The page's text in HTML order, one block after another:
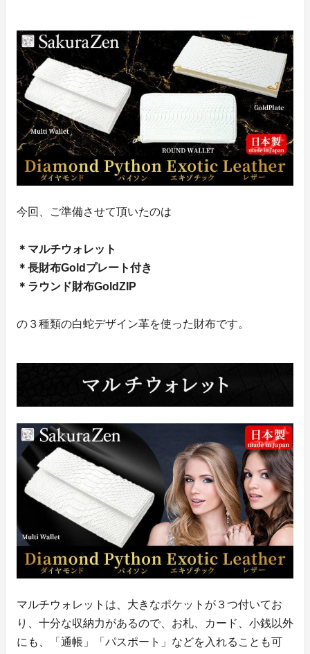
今回、ご準備させて頂いたのは
＊マルチウォレット
＊長財布Goldプレート付き
＊ラウンド財布GoldZIP
の３種類の白蛇デザイン革を使った財布です。
マルチウォレットは、大きなポケットが３つ付いてお
り、十分な収納力があるので、お札、カード、小銭以外
にも、「通帳」「パスポート」などを入れることも可